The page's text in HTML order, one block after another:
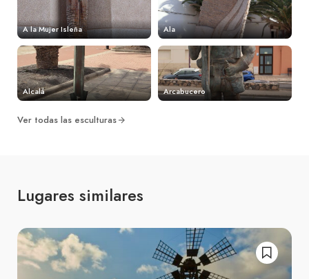
A la Mujer Isleña Ala
Alcalá Arcabucero
Ver todas las esculturas
Lugares similares